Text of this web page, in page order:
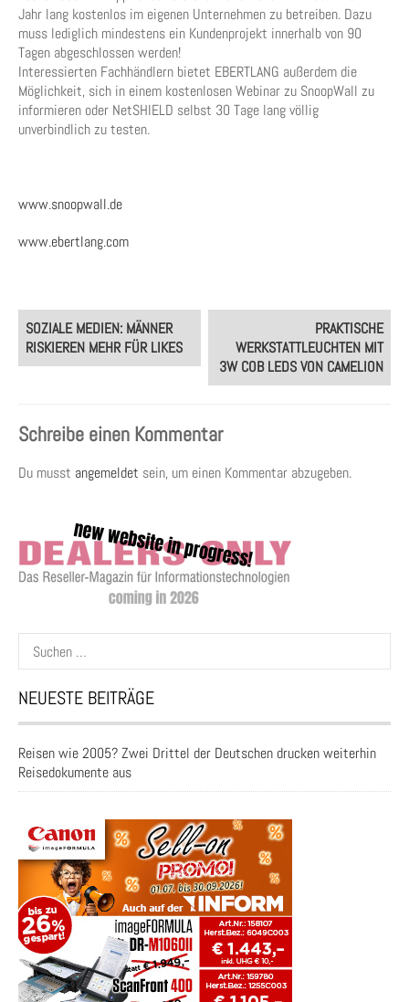
Jahr lang kostenlos im eigenen Unternehmen zu betreiben. Dazu
muss lediglich mindestens ein Kundenprojekt innerhalb von 90
Tagen abgeschlossen werden!
Interessierten Fachhändlern bietet EBERTLANG außerdem die
Möglichkeit, sich in einem kostenlosen Webinar zu SnoopWall zu
informieren oder NetSHIELD selbst 30 Tage lang völlig
unverbindlich zu testen.
www.snoopwall.de
www.ebertlang.com
Post
navigation
SOZIALE MEDIEN: MÄNNER
RISKIEREN MEHR FÜR LIKES
PRAKTISCHE
WERKSTATTLEUCHTEN MIT
3W COB LEDS VON CAMELION
Schreibe einen Kommentar
Du musst angemeldet sein, um einen Kommentar abzugeben.
Suchen
nach:
NEUESTE BEITRÄGE
Reisen wie 2005? Zwei Drittel der Deutschen drucken weiterhin
Reisedokumente aus